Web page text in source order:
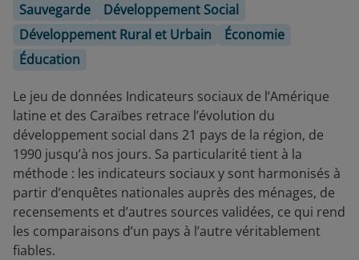
Sauvegarde
Développement Social
Développement Rural et Urbain
Économie
Éducation
Le jeu de données Indicateurs sociaux de l’Amérique
latine et des Caraïbes retrace l’évolution du
développement social dans 21 pays de la région, de
1990 jusqu’à nos jours. Sa particularité tient à la
méthode : les indicateurs sociaux y sont harmonisés à
partir d’enquêtes nationales auprès des ménages, de
recensements et d’autres sources validées, ce qui rend
les comparaisons d’un pays à l’autre véritablement
fiables.